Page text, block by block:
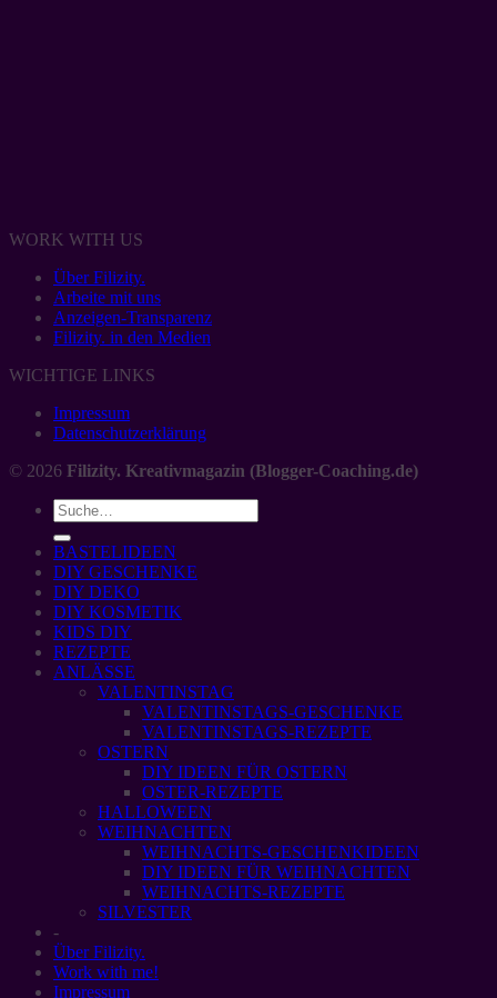
WORK WITH US
Über Filizity.
Arbeite mit uns
Anzeigen-Transparenz
Filizity. in den Medien
WICHTIGE LINKS
Impressum
Datenschutzerklärung
© 2026 Filizity. Kreativmagazin (Blogger-Coaching.de)
BASTELIDEEN
DIY GESCHENKE
DIY DEKO
DIY KOSMETIK
KIDS DIY
REZEPTE
ANLÄSSE
VALENTINSTAG
VALENTINSTAGS-GESCHENKE
VALENTINSTAGS-REZEPTE
OSTERN
DIY IDEEN FÜR OSTERN
OSTER-REZEPTE
HALLOWEEN
WEIHNACHTEN
WEIHNACHTS-GESCHENKIDEEN
DIY IDEEN FÜR WEIHNACHTEN
WEIHNACHTS-REZEPTE
SILVESTER
-
Über Filizity.
Work with me!
Impressum